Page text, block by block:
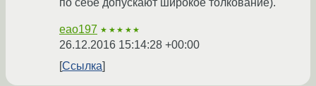
по себе допускают широкое толкование).
eao197 ★★★★★
26.12.2016 15:14:28 +00:00
Ссылка